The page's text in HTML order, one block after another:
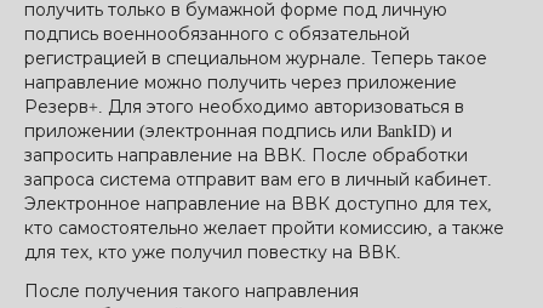
получить только в бумажной форме под личную
подпись военнообязанного с обязательной
регистрацией в специальном журнале. Теперь такое
направление можно получить через приложение
Резерв+. Для этого необходимо авторизоваться в
приложении (электронная подпись или BankID) и
запросить направление на ВВК. После обработки
запроса система отправит вам его в личный кабинет.
Электронное направление на ВВК доступно для тех,
кто самостоятельно желает пройти комиссию, а также
для тех, кто уже получил повестку на ВВК.
После получения такого направления